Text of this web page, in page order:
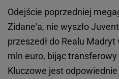
Odejście poprzedniej
Zidane'a, nie wyszło
przeszedł do Realu
mln euro, bijąc
Kluczowe jest